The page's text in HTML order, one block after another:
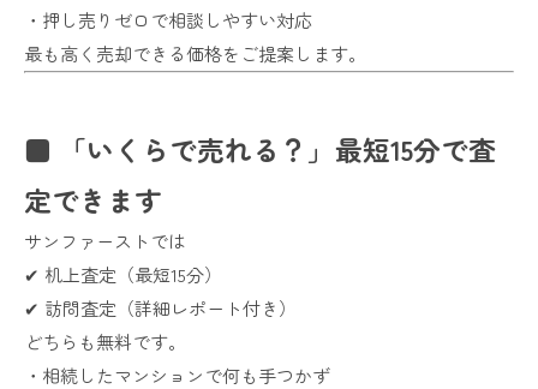
・押し売りゼロで相談しやすい対応
最も高く売却できる価格をご提案します。
■ 「いくらで売れる？」最短15分で査
定できます
サンファーストでは
✔ 机上査定（最短15分）
✔ 訪問査定（詳細レポート付き）
どちらも無料です。
・相続したマンションで何も手つかず